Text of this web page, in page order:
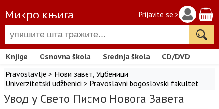
Микро књига Prijavite se >
Knjige Osnovna škola Srednja škola
CD/DVD
Pravoslavlje > Нови завет, Уџбеници
Univerzitetski udžbenici > Pravoslavni bogoslovski fakultet
Увод у Свето Писмо Новога Завета